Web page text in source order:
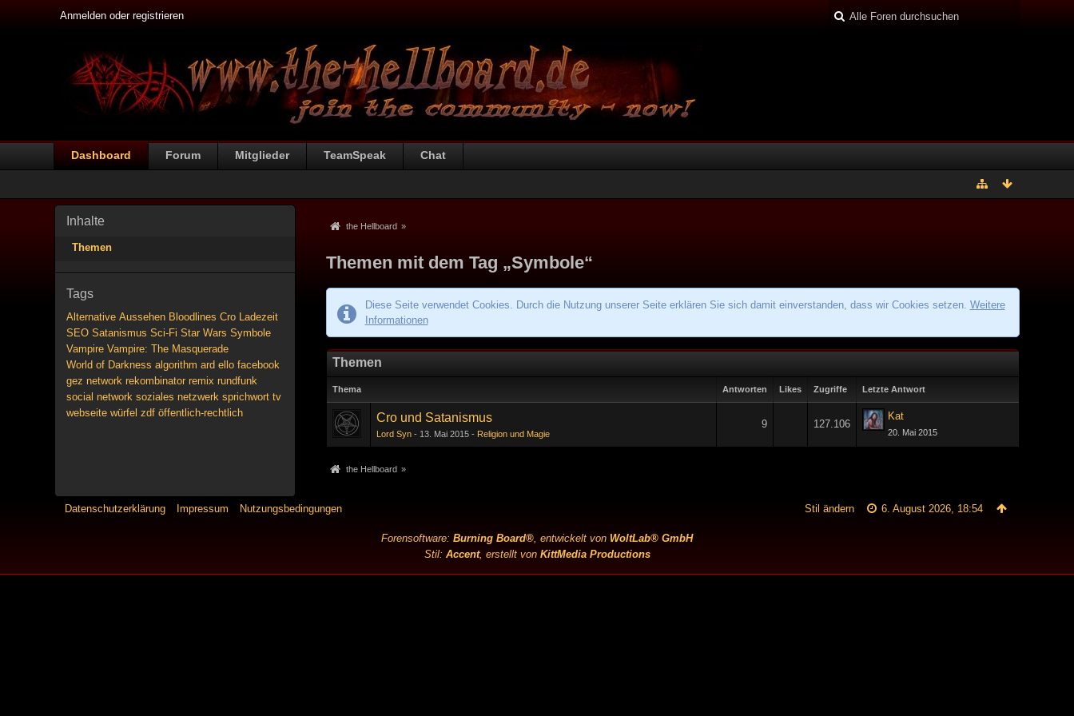
Anmelden oder registrieren
Dashboard Forum Mitglieder TeamSpeak Chat
Inhalte
Themen
Tags
Alternative Aussehen Bloodlines Cro Ladezeit
SEO Satanismus Sci-Fi Star Wars Symbole
Vampire Vampire: The Masquerade
World of Darkness algorithm ard ello facebook
gez network rekombinator remix rundfunk
social network soziales netzwerk sprichwort tv
webseite würfel zdf öffentlich-rechtlich
the Hellboard »
Themen mit dem Tag „Symbole“
Diese Seite verwendet Cookies. Durch die Nutzung unserer Seite erklären Sie sich damit einverstanden, dass wir Cookies setzen. Weitere
Informationen
Themen
Thema Antworten Likes Zugriffe Letzte Antwort
Cro und Satanismus
Lord Syn 13. Mai 2015 Religion und Magie
9 127.106
Kat
20. Mai 2015
the Hellboard »
Datenschutzerklärung Impressum Nutzungsbedingungen 6. August 2026, 18:54
Stil ändern
Forensoftware: Burning Board®, entwickelt von WoltLab® GmbH
Stil: Accent, erstellt von KittMedia Productions